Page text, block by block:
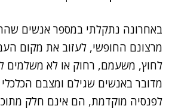
באחרונה נתקלתי במספר אנשים
מרצונם החופשי, לעזוב את מקום
לחוץ, משעמם, רחוק או לא משלמים
מדובר באנשים שגילם ומצבם
לפנסיה מוקדמת, הם אינם חלק